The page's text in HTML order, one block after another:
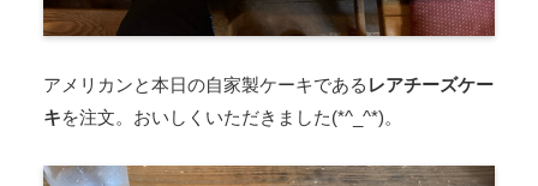
アメリカンと本日の自家製ケーキである レアチーズケー
キを注文。おいしくいただきました(*^_^*)。